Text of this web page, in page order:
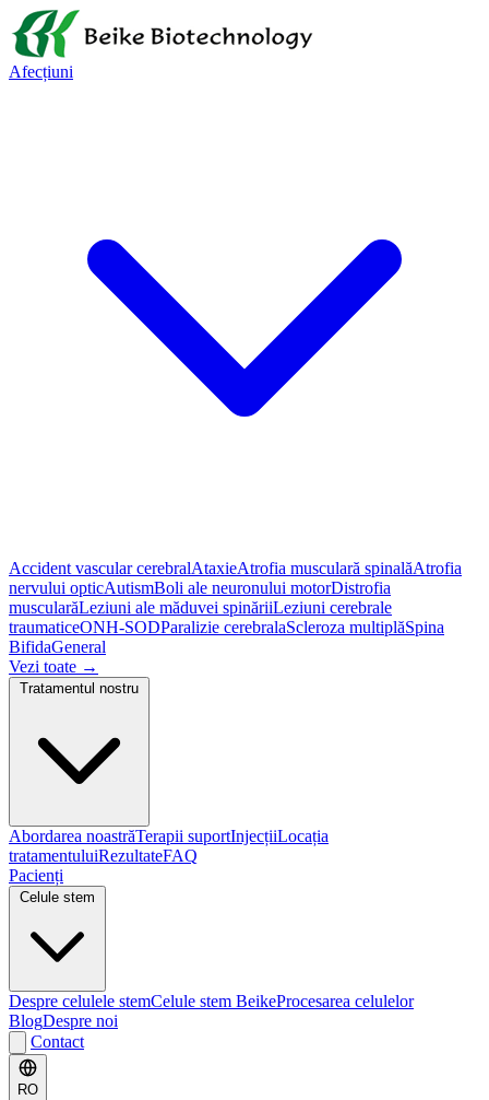
Afecțiuni
Accident vascular cerebralAtaxieAtrofia musculară spinalăAtrofia
nervului opticAutismBoli ale neuronului motorDistrofia
muscularăLeziuni ale măduvei spinăriiLeziuni cerebrale
traumaticeONH-SODParalizie cerebralaScleroza multiplăSpina
BifidaGeneral
Vezi toate →
Abordarea noastrăTerapii suportInjecțiiLocația
tratamentuluiRezultateFAQ
Pacienți
Despre celulele stemCelule stem BeikeProcesarea celulelor
BlogDespre noi
Contact
RO